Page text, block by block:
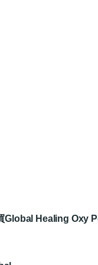
Global Healing Oxy